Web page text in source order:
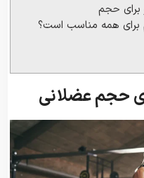
برای حجم
برای همه مناسب است؟
حجم عضلانی